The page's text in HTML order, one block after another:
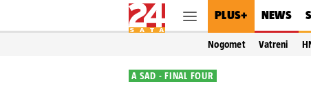
PLUS+ NEWS
Nogomet Vatreni
A SAD - FINAL FOUR